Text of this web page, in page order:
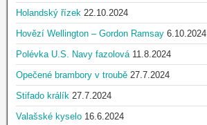
Holandský řízek 22.10.2024
Hovězí Wellington – Gordon Ramsay 6.10.2024
Polévka U.S. Navy fazolová 11.8.2024
Opečené brambory v troubě 27.7.2024
Stifado králík 27.7.2024
Valašské kyselo 16.6.2024